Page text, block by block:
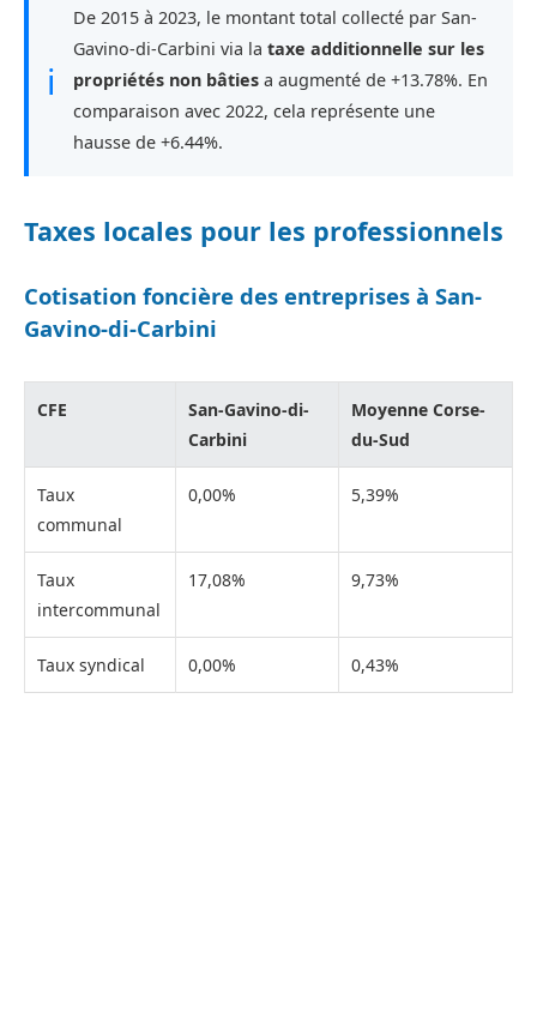
ℹ
De 2015 à 2023, le montant total collecté par San-
Gavino-di-Carbini via la taxe additionnelle sur les
propriétés non bâties a augmenté de +13.78%. En
comparaison avec 2022, cela représente une
hausse de +6.44%.
Taxes locales pour les professionnels
Cotisation foncière des entreprises à San-
Gavino-di-Carbini
CFE
San-Gavino-di-
Carbini
Moyenne Corse-
du-Sud
Taux
communal
0,00% 5,39%
Taux
intercommunal
17,08% 9,73%
Taux syndical 0,00% 0,43%